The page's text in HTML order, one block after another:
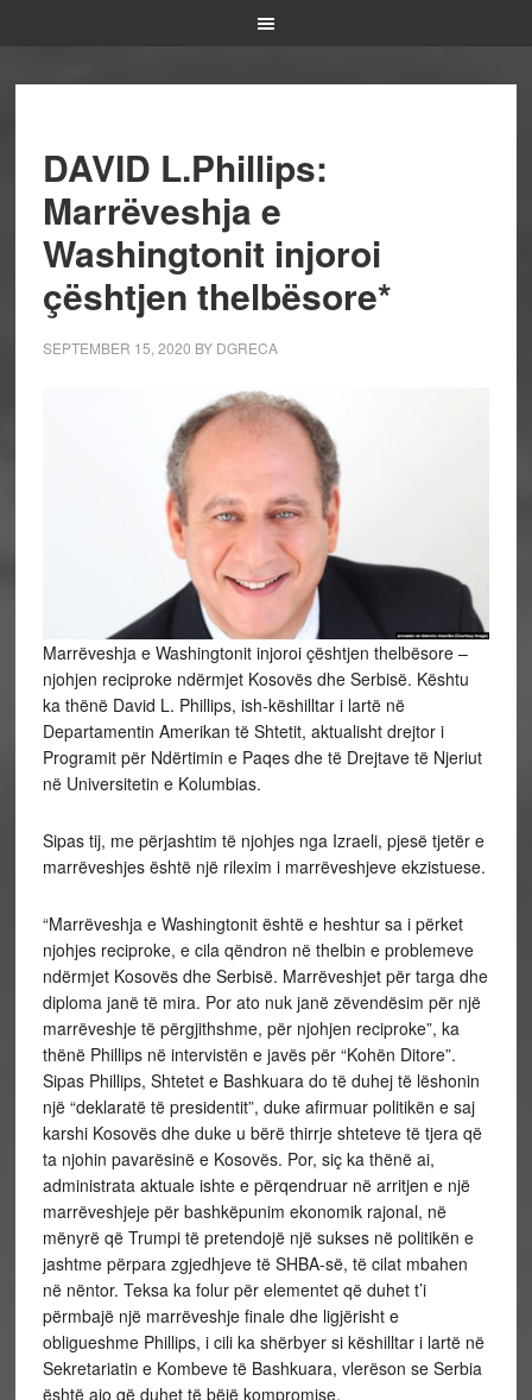
DAVID L.Phillips:
Marrëveshja e
Washingtonit injoroi
çështjen thelbësore*
SEPTEMBER 15, 2020 BY DGRECA
Marrëveshja e Washingtonit injoroi çështjen thelbësore –
njohjen reciproke ndërmjet Kosovës dhe Serbisë. Kështu
ka thënë David L. Phillips, ish-këshilltar i lartë në
Departamentin Amerikan të Shtetit, aktualisht drejtor i
Programit për Ndërtimin e Paqes dhe të Drejtave të Njeriut
në Universitetin e Kolumbias.
Sipas tij, me përjashtim të njohjes nga Izraeli, pjesë tjetër e
marrëveshjes është një rilexim i marrëveshjeve ekzistuese.
“Marrëveshja e Washingtonit është e heshtur sa i përket
njohjes reciproke, e cila qëndron në thelbin e problemeve
ndërmjet Kosovës dhe Serbisë. Marrëveshjet për targa dhe
diploma janë të mira. Por ato nuk janë zëvendësim për një
marrëveshje të përgjithshme, për njohjen reciproke”, ka
thënë Phillips në intervistën e javës për “Kohën Ditore”.
Sipas Phillips, Shtetet e Bashkuara do të duhej të lëshonin
një “deklaratë të presidentit”, duke afirmuar politikën e saj
karshi Kosovës dhe duke u bërë thirrje shteteve të tjera që
ta njohin pavarësinë e Kosovës. Por, siç ka thënë ai,
administrata aktuale ishte e përqendruar në arritjen e një
marrëveshjeje për bashkëpunim ekonomik rajonal, në
mënyrë që Trumpi të pretendojë një sukses në politikën e
jashtme përpara zgjedhjeve të SHBA-së, të cilat mbahen
në nëntor. Teksa ka folur për elementet që duhet t’i
përmbajë një marrëveshje finale dhe ligjërisht e
obligueshme Phillips, i cili ka shërbyer si këshilltar i lartë në
Sekretariatin e Kombeve të Bashkuara, vlerëson se Serbia
është ajo që duhet të bëjë kompromise.